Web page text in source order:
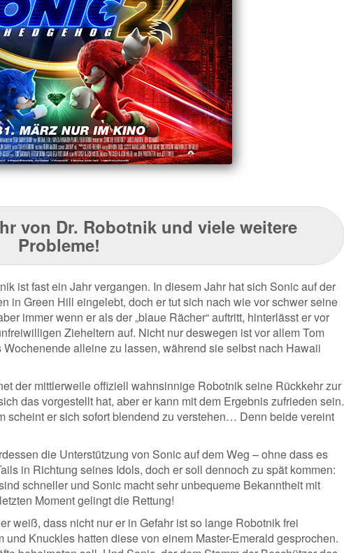
von Dr. Robotnik und viele weitere
Probleme!
ist fast ein Jahr vergangen. In diesem Jahr hat sich Sonic auf der
in Green Hill eingelebt, doch er tut sich nach wie vor schwer seine
immer wenn er als der „blaue Rächer“ auftritt, hinterlässt er vor
Zieheltern auf. Nicht nur deswegen ist vor allem Tom
alleine zu lassen, während sie selbst nach Hawaii
der mittlerweile offiziell wahnsinnige Robotnik seine Rückkehr zur
das vorgestellt hat, aber er kann mit dem Ergebnis zufrieden sein.
scheint er sich sofort blendend zu verstehen… Denn beide vereint
die Unterstützung von Sonic auf dem Weg – ohne dass es
in Richtung seines Idols, doch er soll dennoch zu spät kommen:
schneller und Sonic macht sehr unbequeme Bekanntheit mit
Moment gelingt die Rettung!
weiß, dass nicht nur er in Gefahr ist so lange Robotnik frei
Knuckles hatten diese von einem Master-Emerald gesprochen.